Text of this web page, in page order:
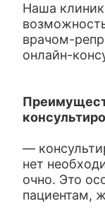
Наша
врачом-
онлайн-
—
нет
очно. Это
пациентам,